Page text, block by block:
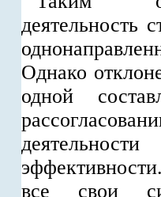
деятельность
Однако
одной
все свои